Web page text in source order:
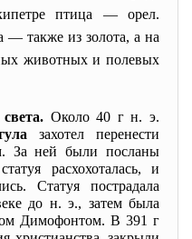
птица — орел.
— также из золота, а на
животных и полевых
Около 40 г н. э.
захотел перенести
За ней были посланы
расхохоталась, и
Статуя пострадала
до н. э., затем была
Димофонтом. В 391 г